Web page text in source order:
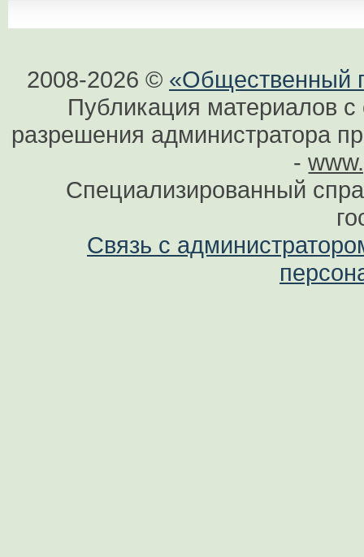
2008-2026 © «Общественный
Публикация материалов
разрешения администратора
-
Специализированный
Связь с